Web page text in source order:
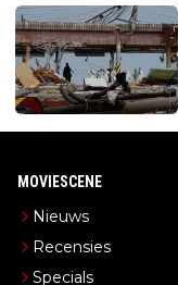
MOVIESCENE
Nieuws
Recensies
Specials